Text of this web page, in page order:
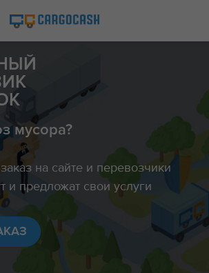
мусора?
на сайте и перевозчики
и предложат свои услуги